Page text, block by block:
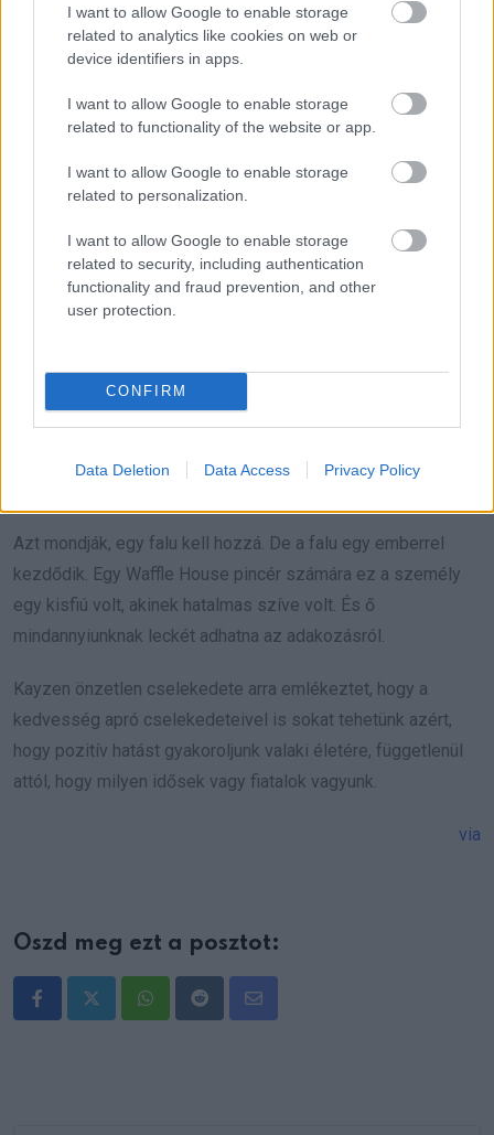
I want to allow Google to enable storage
related to analytics like cookies on web or
device identifiers in apps.
I want to allow Google to enable storage
related to functionality of the website or app.
I want to allow Google to enable storage
related to personalization.
I want to allow Google to enable storage
related to security, including authentication
functionality and fraud prevention, and other
user protection.
CONFIRM
Data Deletion Data Access Privacy Policy
Azt mondják, egy falu kell hozzá. De a falu egy emberrel
kezdődik. Egy Waffle House pincér számára ez a személy
egy kisfiú volt, akinek hatalmas szíve volt. És ő
mindannyiunknak leckét adhatna az adakozásról.
Kayzen önzetlen cselekedete arra emlékeztet, hogy a
kedvesség apró cselekedeteivel is sokat tehetünk azért,
hogy pozitív hatást gyakoroljunk valaki életére, függetlenül
attól, hogy milyen idősek vagy fiatalok vagyunk.
via
Oszd meg ezt a posztot:
WhatsappRedditShare